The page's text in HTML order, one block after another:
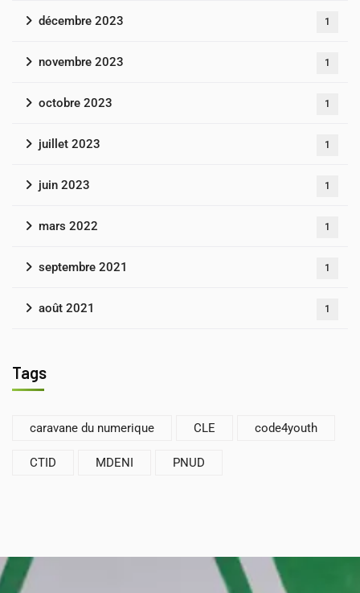
décembre 2023 1
novembre 2023 1
octobre 2023 1
juillet 2023 1
juin 2023 1
mars 2022 1
septembre 2021 1
août 2021 1
Tags
caravane du numerique CLE code4youth
CTID MDENI PNUD